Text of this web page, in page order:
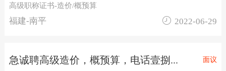
高级职称证书-造价/概预算
福建-南平  2022-06-29
急诚聘高级造价，概预算，电话壹捌... 面议